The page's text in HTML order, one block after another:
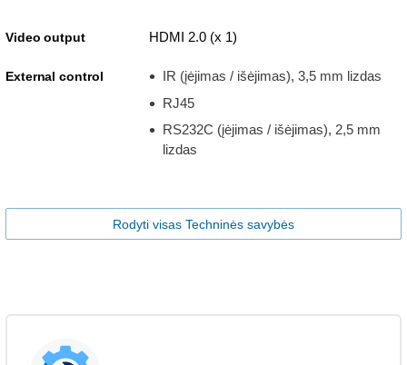
Video output HDMI 2.0 (x 1)
External control
IR (įėjimas / išėjimas), 3,5 mm lizdas
RJ45
RS232C (įėjimas / išėjimas), 2,5 mm
lizdas
Rodyti visas Techninės savybės